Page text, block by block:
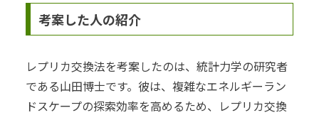
考案した人の紹介
レプリカ交換法を考案したのは、統計力学の研究者
である山田博士です。彼は、複雑なエネルギーラン
ドスケープの探索効率を高めるため、レプリカ交換